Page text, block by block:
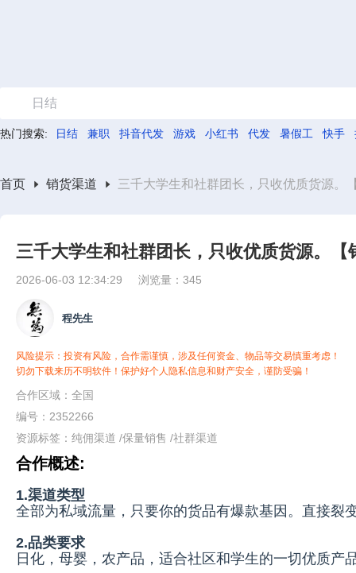
日结
热门搜索: 日结 兼职 抖音代发 游戏 小红书 代发 暑假工 快手
首页 销货渠道 三千大学生和社群团长，只收优质货源。
三千大学生和社群团长，只收优质货源。【
2026-06-03 12:34:29 浏览量：345
程先生
风险提示：投资有风险，合作需谨慎，涉及任何资金、物品等交易慎重考虑！
切勿下载来历不明软件！保护好个人隐私信息和财产安全，谨防受骗！
合作区域：全国
编号：2352266
资源标签： 纯佣渠道 /保量销售 /社群渠道
合作概述:
1.渠道类型
全部为私域流量，只要你的货品有爆款基因。直接裂
2.品类要求
日化，母婴，农产品，适合社区和学生的一切优质产